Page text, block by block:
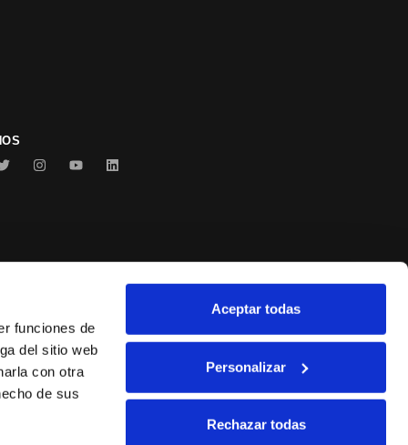
funciones de
del sitio web
con otra
de sus
Aceptar todas
Personalizar
Rechazar todas
Serrats